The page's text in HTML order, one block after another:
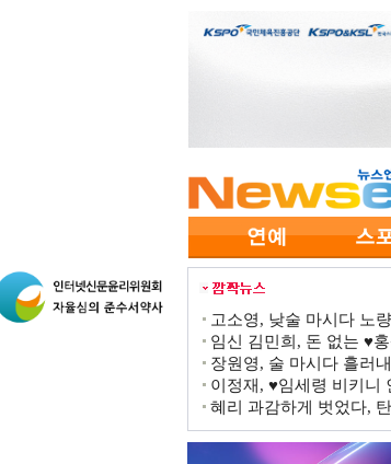
고소영, 낮술 마시다 노
임신 김민희, 돈 없는 ♥
장원영, 술 마시다 흘러
이정재, ♥임세령 비키니
혜리 과감하게 벗었다,